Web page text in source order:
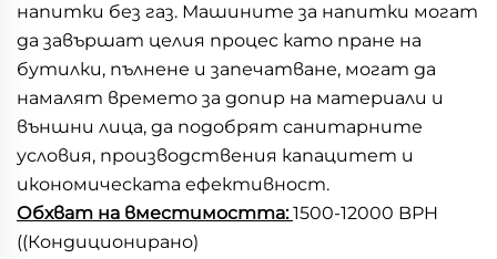
напитки без газ. Машините за напитки могат
да завършат целия процес като пране на
бутилки, пълнене и запечатване, могат да
намалят времето за допир на материали и
външни лица, да подобрят санитарните
условия, производствения капацитет и
икономическата ефективност.
Обхват на вместимостта: 1500-12000 BPH
((Кондиционирано)